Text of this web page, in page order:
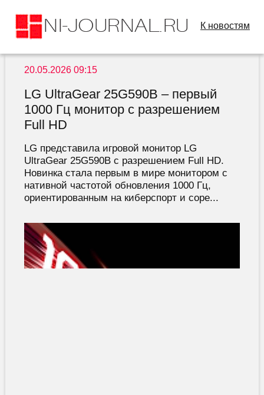
К новостям
20.05.2026 09:15
LG UltraGear 25G590B – первый
1000 Гц монитор с разрешением
Full HD
LG представила игровой монитор LG
UltraGear 25G590B с разрешением Full HD.
Новинка стала первым в мире монитором с
нативной частотой обновления 1000 Гц,
ориентированным на киберспорт и соре...